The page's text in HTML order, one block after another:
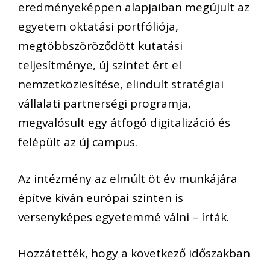
eredményeképpen alapjaiban megújult az
egyetem oktatási portfóliója,
megtöbbszöröződött kutatási
teljesítménye, új szintet ért el
nemzetköziesítése, elindult stratégiai
vállalati partnerségi programja,
megvalósult egy átfogó digitalizáció és
felépült az új campus.
Az intézmény az elmúlt öt év munkájára
építve kíván európai szinten is
versenyképes egyetemmé válni – írták.
Hozzátették, hogy a következő időszakban